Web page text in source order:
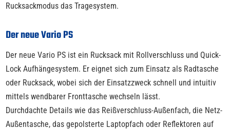
Rucksackmodus das Tragesystem.
Der neue Vario PS
Der neue Vario PS ist ein Rucksack mit Rollverschluss und Quick-
Lock Aufhängesystem. Er eignet sich zum Einsatz als Radtasche
oder Rucksack, wobei sich der Einsatzzweck schnell und intuitiv
mittels wendbarer Fronttasche wechseln lässt.
Durchdachte Details wie das Reißverschluss-Außenfach, die Netz-
Außentasche, das gepolsterte Laptopfach oder Reflektoren auf